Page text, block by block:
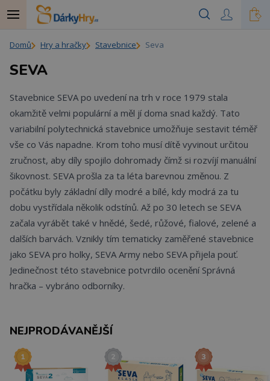
Domů Hry a hračky Stavebnice Seva
SEVA
Stavebnice SEVA po uvedení na trh v roce 1979 stala
okamžitě velmi populární a měl jí doma snad každý. Tato
variabilní polytechnická stavebnice umožňuje sestavit téměř
vše co Vás napadne. Krom toho musí dítě vyvinout určitou
zručnost, aby díly spojilo dohromady čímž si rozvíjí manuální
šikovnost. SEVA prošla za ta léta barevnou změnou. Z
počátku byly základní díly modré a bílé, kdy modrá za tu
dobu vystřídala několik odstínů. Až po 30 letech se SEVA
začala vyrábět také v hnědé, šedé, růžové, fialové, zelené a
dalších barvách. Vznikly tím tematicky zaměřené stavebnice
jako SEVA pro holky, SEVA Army nebo SEVA přijela pouť.
Jedinečnost této stavebnice potvrdilo ocenění Správná
hračka – vybráno odborníky.
NEJPRODÁVANĚJŠÍ